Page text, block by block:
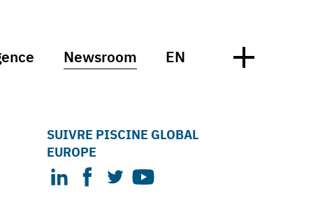
Newsroom EN
SUIVRE PISCINE GLOBAL
EUROPE